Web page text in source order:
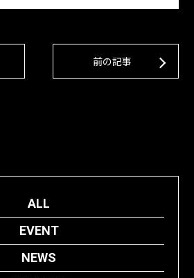
前の記事
ALL
EVENT
NEWS